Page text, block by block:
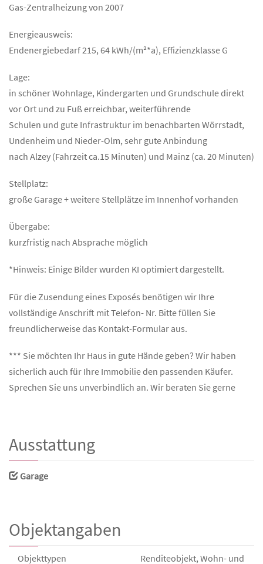
Gas-Zentralheizung von 2007
Energieausweis:
Endenergiebedarf 215, 64 kWh/(m²*a), Effizienzklasse G
Lage:
in schöner Wohnlage, Kindergarten und Grundschule direkt
vor Ort und zu Fuß erreichbar, weiterführende
Schulen und gute Infrastruktur im benachbarten Wörrstadt,
Undenheim und Nieder-Olm, sehr gute Anbindung
nach Alzey (Fahrzeit ca.15 Minuten) und Mainz (ca. 20 Minuten)
Stellplatz:
große Garage + weitere Stellplätze im Innenhof vorhanden
Übergabe:
kurzfristig nach Absprache möglich
*Hinweis: Einige Bilder wurden KI optimiert dargestellt.
Für die Zusendung eines Exposés benötigen wir Ihre
vollständige Anschrift mit Telefon- Nr. Bitte füllen Sie
freundlicherweise das Kontakt-Formular aus.
*** Sie möchten Ihr Haus in gute Hände geben? Wir haben
sicherlich auch für Ihre Immobilie den passenden Käufer.
Sprechen Sie uns unverbindlich an. Wir beraten Sie gerne
Ausstattung
Garage
Objektangaben
Objekttypen Renditeobjekt, Wohn- und